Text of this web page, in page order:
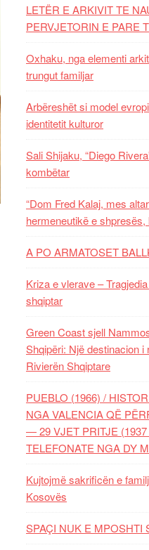
LETËR E ARKIVIT TE
PERVJETORIN E PARE
Oxhaku, nga elementi
trungut familjar
Arbëreshët si model
identitetit kulturor
Sali Shijaku, “Diego
kombëtar
“Dom Fred Kalaj, mes
hermeneutikë e
A PO ARMATOSET
Kriza e vlerave –
shqiptar
Green Coast sjell
Shqipëri: Një destinacion
Rivierën Shqiptare
PUEBLO (1966) /
NGA VALENCIA QË
— 29 VJET PRITJE (1937
TELEFONATE NGA DY
Kujtojmë sakrificën e
Kosovës
SPAÇI NUK E MPOSHTI